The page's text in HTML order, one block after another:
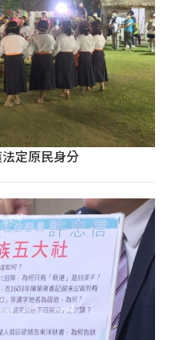
定原民身分